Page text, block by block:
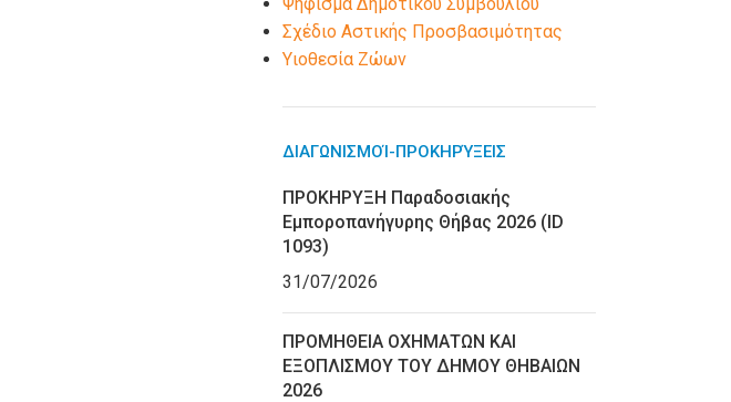
Σχέδιο Αστικής Προσβασιμότητας
Υιοθεσία Ζώων
ΔΙΑΓΩΝΙΣΜΟΊ-ΠΡΟΚΗΡΎΞΕΙΣ
ΠΡΟΚΗΡΥΞΗ Παραδοσιακής
Εμποροπανήγυρης Θήβας 2026 (ID
1093)
31/07/2026
ΠΡΟΜΗΘΕΙΑ ΟΧΗΜΑΤΩΝ ΚΑΙ
ΕΞΟΠΛΙΣΜΟΥ ΤΟΥ ΔΗΜΟΥ ΘΗΒΑΙΩΝ
2026